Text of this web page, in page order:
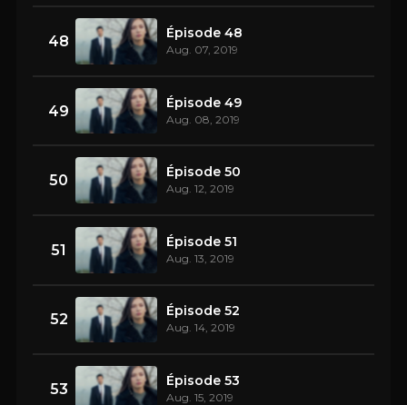
48 Épisode 48
Aug. 07, 2019
49 Épisode 49
Aug. 08, 2019
50 Épisode 50
Aug. 12, 2019
51 Épisode 51
Aug. 13, 2019
52 Épisode 52
Aug. 14, 2019
53 Épisode 53
Aug. 15, 2019